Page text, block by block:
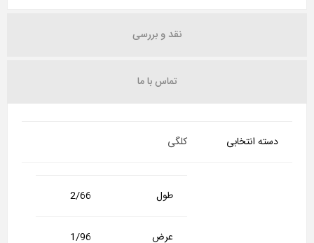
نقد و بررسی
تماس با ما
دسته انتخابی کلگی
طول 2/66
عرض 1/96